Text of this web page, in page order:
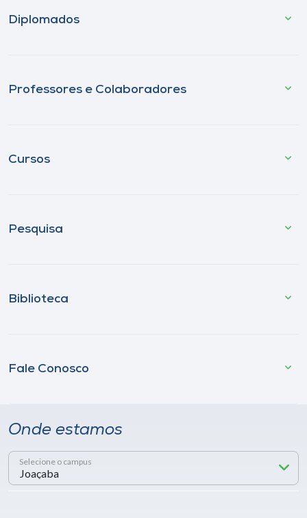
Diplomados
Professores e Colaboradores
Cursos
Pesquisa
Biblioteca
Fale Conosco
Onde estamos
Selecione o campus